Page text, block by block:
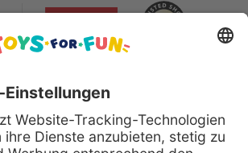
Sicher bezahlen mit: